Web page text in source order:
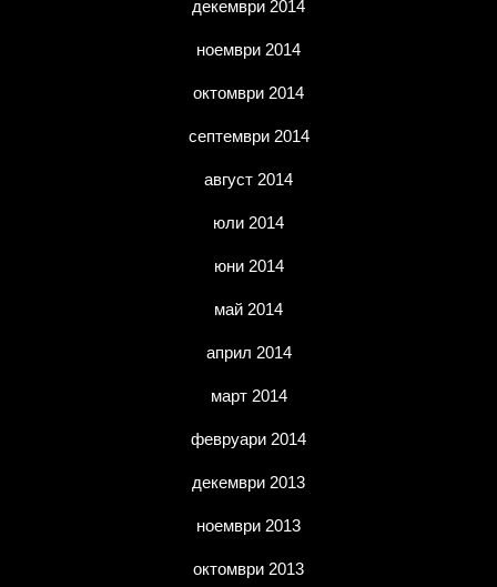
декември 2014
ноември 2014
октомври 2014
септември 2014
август 2014
юли 2014
юни 2014
май 2014
април 2014
март 2014
февруари 2014
декември 2013
ноември 2013
октомври 2013